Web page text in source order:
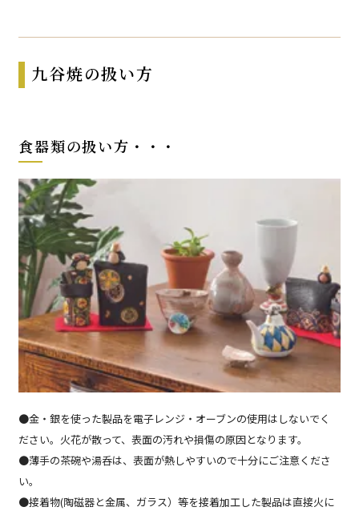
九谷焼の扱い方
食器類の扱い方・・・
●金・銀を使った製品を電子レンジ・オーブンの使用はしないでく
ださい。火花が散って、表面の汚れや損傷の原因となります。
●薄手の茶碗や湯呑は、表面が熱しやすいので十分にご注意くださ
い。
●接着物(陶磁器と金属、ガラス）等を接着加工した製品は直接火に